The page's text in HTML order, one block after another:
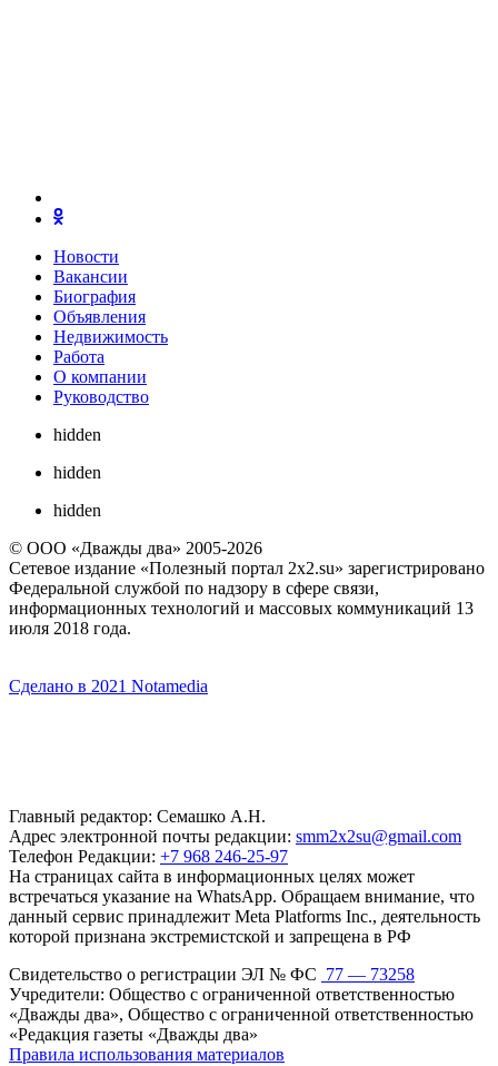
Новости
Вакансии
Биография
Объявления
Недвижимость
Работа
О компании
Руководство
hidden
hidden
hidden
© ООО «Дважды два» 2005-2026
Сетевое издание «Полезный портал 2x2.su» зарегистрировано
Федеральной службой по надзору в сфере связи,
информационных технологий и массовых коммуникаций 13
июля 2018 года.
Сделано в 2021 Notamedia
Главный редактор: Семашко А.Н.
Адрес электронной почты редакции: smm2x2su@gmail.com
Телефон Редакции: +7 968 246-25-97
На страницах сайта в информационных целях может
встречаться указание на WhatsApp. Обращаем внимание, что
данный сервис принадлежит Meta Platforms Inc., деятельность
которой признана экстремистской и запрещена в РФ
Свидетельство о регистрации ЭЛ № ФС 77 — 73258
Учредители: Общество с ограниченной ответственностью
«Дважды два», Общество с ограниченной ответственностью
«Редакция газеты «Дважды два»
Правила использования материалов